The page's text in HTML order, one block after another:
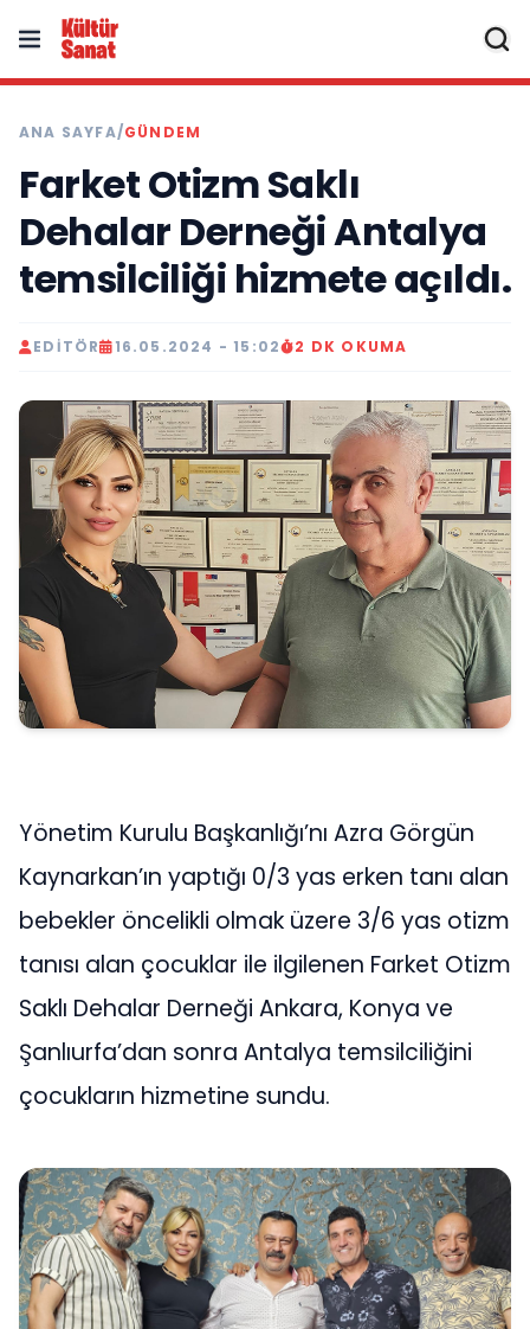
ANA SAYFA/GÜNDEM
Farket Otizm Saklı
Dehalar Derneği Antalya
temsilciliği hizmete açıldı.
EDITÖR 16.05.2024 - 15:02 2 DK OKUMA
Yönetim Kurulu Başkanlığı’nı Azra Görgün
Kaynarkan’ın yaptığı 0/3 yas erken tanı alan
bebekler öncelikli olmak üzere 3/6 yas otizm
tanısı alan çocuklar ile ilgilenen Farket Otizm
Saklı Dehalar Derneği Ankara, Konya ve
Şanlıurfa’dan sonra Antalya temsilciliğini
çocukların hizmetine sundu.